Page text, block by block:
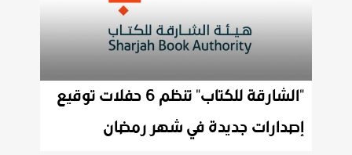
"الشارقة للكتاب" تنظم 6 حفلات توقيع
إصدارات جديدة في شهر رمضان